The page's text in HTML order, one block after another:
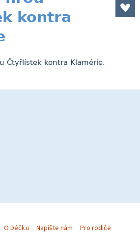
kontra
Čtyřlístek kontra Klamérie.
O Déčku Napište nám Pro rodiče